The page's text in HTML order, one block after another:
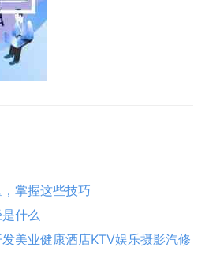
掌握这些技巧
什么
美业健康酒店KTV娱乐摄影汽修